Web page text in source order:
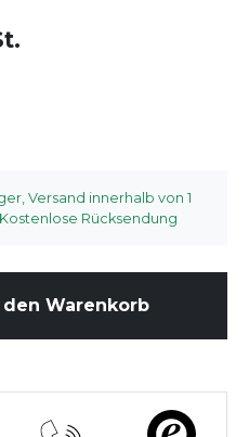
Versand innerhalb von 1
Rücksendung
den Warenkorb